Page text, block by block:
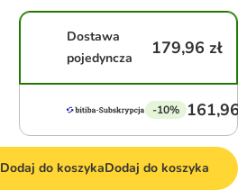
Dostawa
pojedyncza
179,96 zł
-10%
Dodaj do koszykaDodaj do koszyka